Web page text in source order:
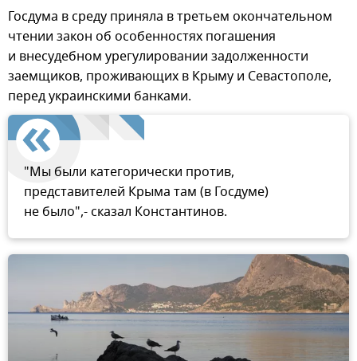
Госдума в среду приняла в третьем окончательном
чтении закон об особенностях погашения
и внесудебном урегулировании задолженности
заемщиков, проживающих в Крыму и Севастополе,
перед украинскими банками.
"Мы были категорически против,
представителей Крыма там (в Госдуме)
не было",- сказал Константинов.